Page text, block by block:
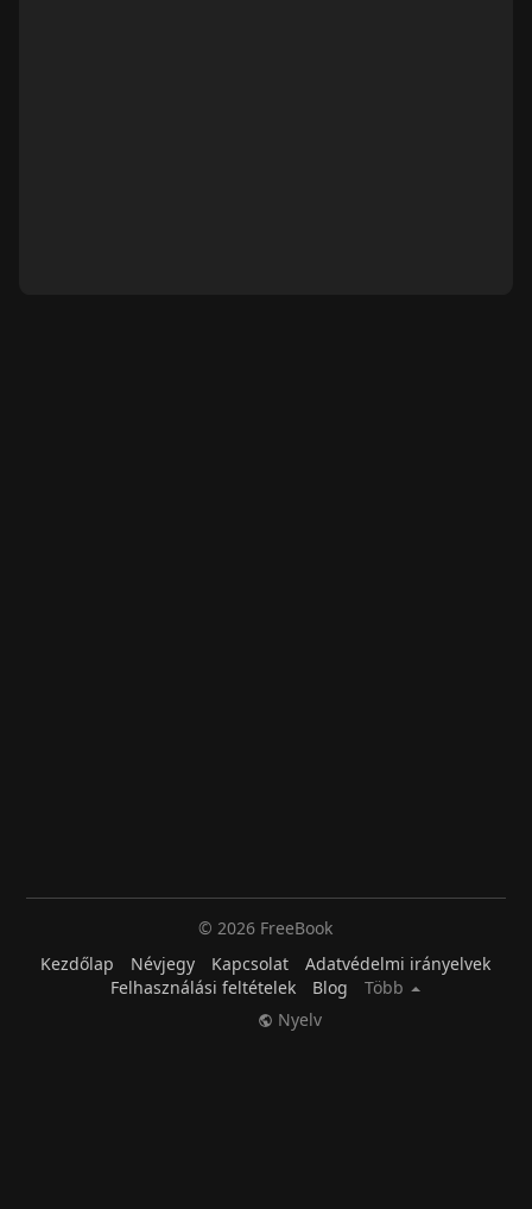
© 2026 FreeBook
Kezdőlap
Névjegy Kapcsolat
Adatvédelmi irányelvek
Felhasználási feltételek
Blog
Több
Nyelv